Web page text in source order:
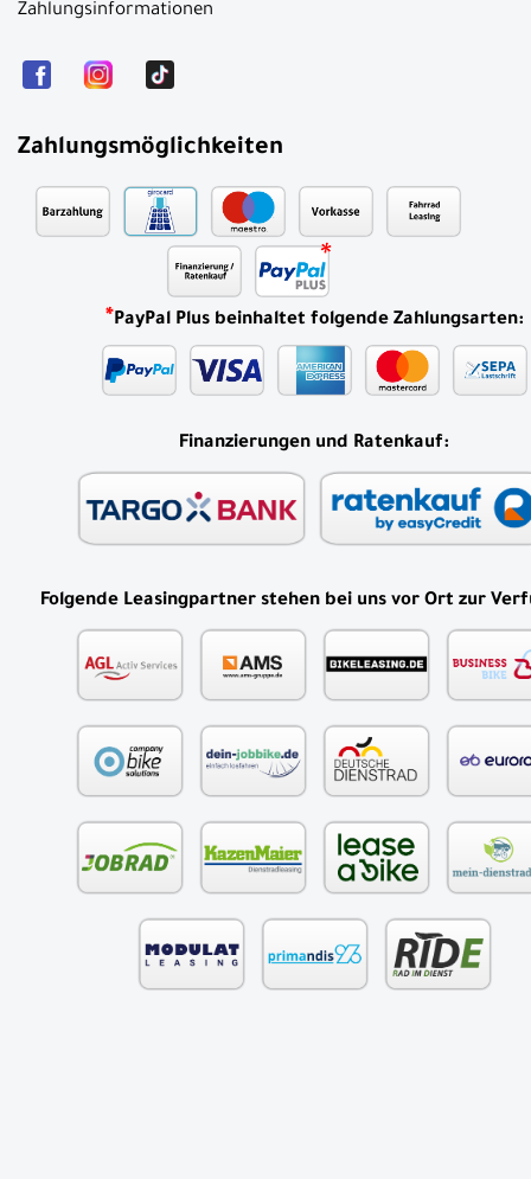
Zahlungsinformationen
Zahlungsmöglichkeiten
*PayPal Plus beinhaltet folgende Zahlungsarten:
Finanzierungen und Ratenkauf:
Folgende Leasingpartner stehen bei uns vor Ort zur